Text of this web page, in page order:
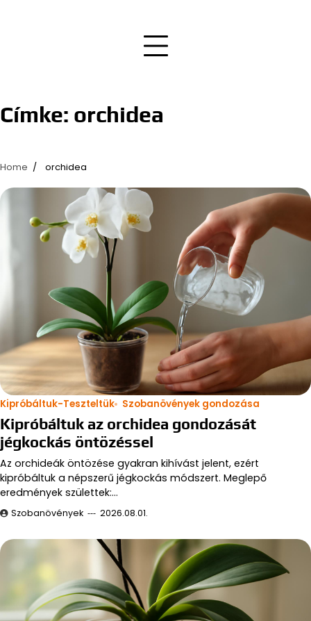
Címke: orchidea
Home orchidea
Kipróbáltuk-Teszteltük Szobanövények gondozása
Kipróbáltuk az orchidea gondozását
jégkockás öntözéssel
Az orchideák öntözése gyakran kihívást jelent, ezért
kipróbáltuk a népszerű jégkockás módszert. Meglepő
eredmények születtek:…
Szobanövények 2026.08.01.